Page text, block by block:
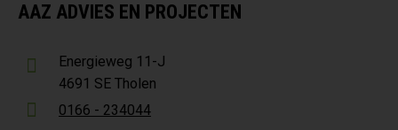
AAZ ADVIES EN PROJECTEN
Energieweg 11-J
4691 SE Tholen
0166 - 234044